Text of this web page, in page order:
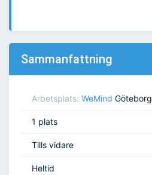
Sammanfattning
Arbetsplats: WeMind Göteborg
1 plats
Tills vidare
Heltid